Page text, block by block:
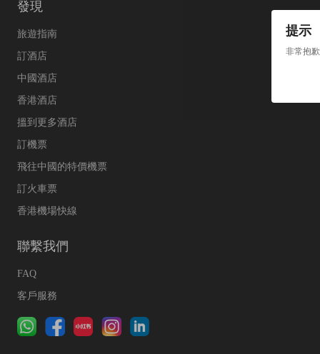
提示
非常抱
發現
旅遊指南
訂酒店
中國酒店
香港酒店
搵到更多酒店
訂機票
飛往中國的特價機票
訂火車票
香港機場快線
聯繫我們
FAQ
客戶服務